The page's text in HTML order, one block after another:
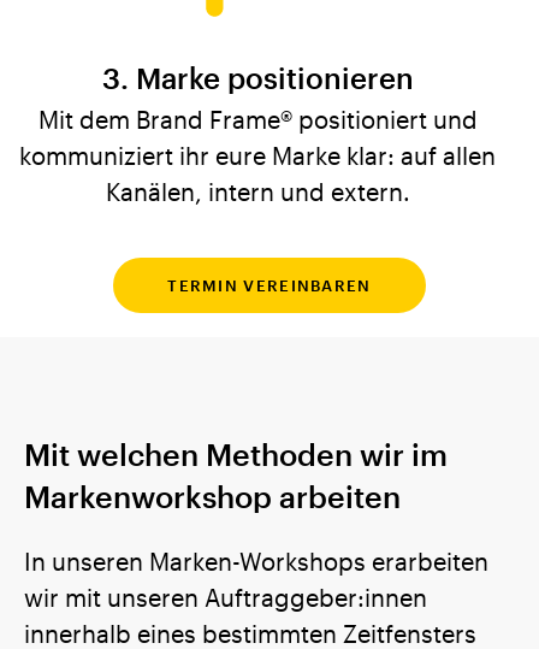
Marke positionieren
Mit dem Brand Frame® positioniert und
kommuniziert ihr eure Marke klar: auf allen
Kanälen, intern und extern.
TERMIN VEREINBAREN
Mit welchen Methoden wir im
Markenworkshop arbeiten
In unseren Marken-Workshops erarbeiten
wir mit unseren Auftraggeber:innen
innerhalb eines bestimmten Zeitfensters